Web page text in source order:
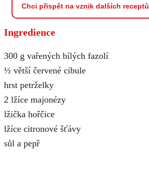
Chci přispět na vznik dalších receptů
Ingredience
300 g vařených bílých fazolí
½ větší červené cibule
hrst petrželky
2 lžíce majonézy
lžička hořčice
lžíce citronové šťávy
sůl a pepř